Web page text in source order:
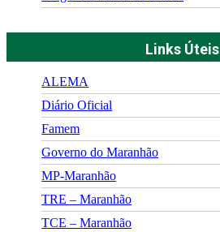
Links Úteis
ALEMA
Diário Oficial
Famem
Governo do Maranhão
MP-Maranhão
TRE – Maranhão
TCE – Maranhão